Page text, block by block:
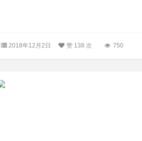
2018年12月2日 赞 138 次 750